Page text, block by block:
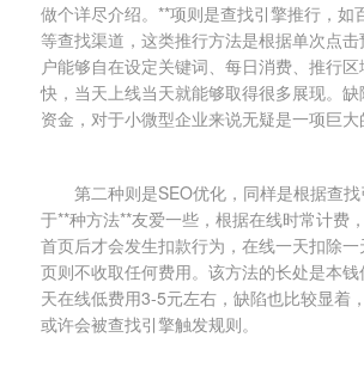
做个详尽介绍。**项则是查找引擎推行，如
等查找渠道，这类推行方法是根据单次点
户能够自在设定关键词、每日消费、推行
快，当天上线当天就能够取得很多展现。
资金，对于小微型企业来说无疑是一项巨大
第二种则是SEO优化，同样是根据查
于**种方法**友爱一些，根据在线时常计费
首页后才会发生扣款行为，在线一天扣除
页则不收取任何费用。该方法的长处是本
天在线低费用3-5元左右，缺陷也比较显着
或许会被查找引擎触发规则。